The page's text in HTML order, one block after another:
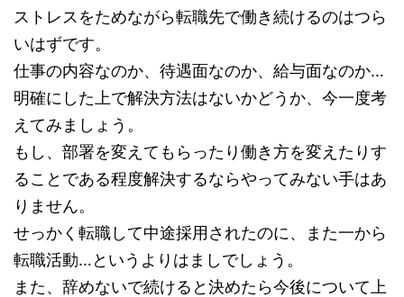
ストレスをためながら転職先で働き続けるのはつら
いはずです。
仕事の内容なのか、待遇面なのか、給与面なのか…
明確にした上で解決方法はないかどうか、今一度考
えてみましょう。
もし、部署を変えてもらったり働き方を変えたりす
ることである程度解決するならやってみない手はあ
りません。
せっかく転職して中途採用されたのに、また一から
転職活動…というよりはましでしょう。
また、辞めないで続けると決めたら今後について上